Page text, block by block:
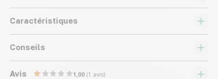
Caractéristiques
Conseils
Avis 1,00 (1 avis)